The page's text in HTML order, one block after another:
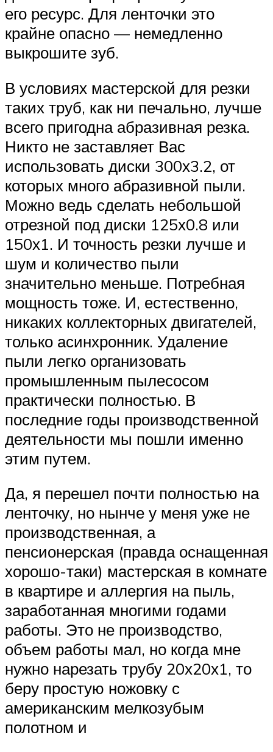
его ресурс. Для ленточки это
крайне опасно — немедленно
выкрошите зуб.
В условиях мастерской для резки
таких труб, как ни печально, лучше
всего пригодна абразивная резка.
Никто не заставляет Вас
использовать диски 300х3.2, от
которых много абразивной пыли.
Можно ведь сделать небольшой
отрезной под диски 125х0.8 или
150х1. И точность резки лучше и
шум и количество пыли
значительно меньше. Потребная
мощность тоже. И, естественно,
никаких коллекторных двигателей,
только асинхронник. Удаление
пыли легко организовать
промышленным пылесосом
практически полностью. В
последние годы производственной
деятельности мы пошли именно
этим путем.
Да, я перешел почти полностью на
ленточку, но нынче у меня уже не
производственная, а
пенсионерская (правда оснащенная
хорошо-таки) мастерская в комнате
в квартире и аллергия на пыль,
заработанная многими годами
работы. Это не производство,
объем работы мал, но когда мне
нужно нарезать трубу 20х20х1, то
беру простую ножовку с
американским мелкозубым
полотном и